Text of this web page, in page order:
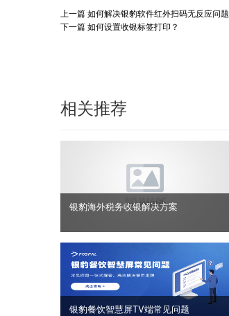
上一篇如何解决银豹软件红外扫码无反应问题
下一篇如何设置收银标签打印？
相关推荐
银豹海外税务收银解决方案
银豹餐饮智慧屏TV端常见问题